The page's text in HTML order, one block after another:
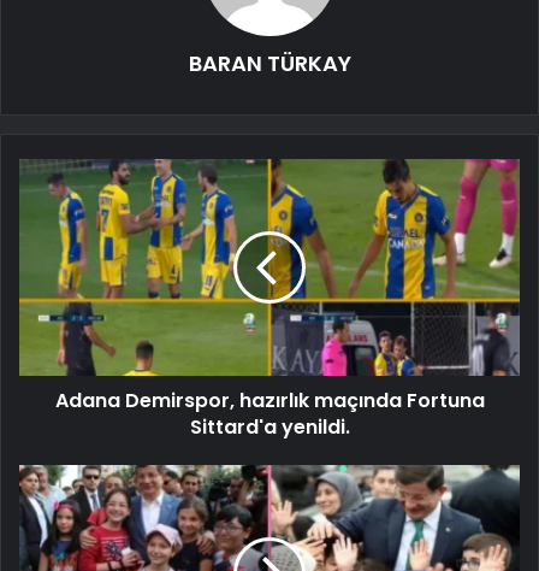
BARAN TÜRKAY
Adana Demirspor, hazırlık maçında Fortuna
Sittard'a yenildi.